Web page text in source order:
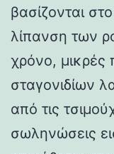
βασίζονται
λίπανση των
χρόνο, μικρές
σταγονιδίων
από τις
σωληνώσεις